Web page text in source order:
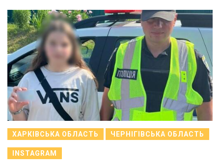
ХАРКІВСЬКА ОБЛАСТЬ ЧЕРНІГІВСЬКА ОБЛАСТЬ
INSTAGRAM